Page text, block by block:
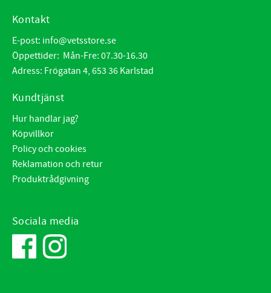
Kontakt
E-post: info@vetsstore.se
Öppettider: Mån-Fre: 07.30-16.30
Adress: Frögatan 4, 653 36 Karlstad
Kundtjänst
Hur handlar jag?
Köpvillkor
Policy och cookies
Reklamation och retur
Produktrådgivning
Sociala media